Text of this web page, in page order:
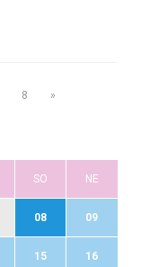
8 »
SO NE
08 09
15 16